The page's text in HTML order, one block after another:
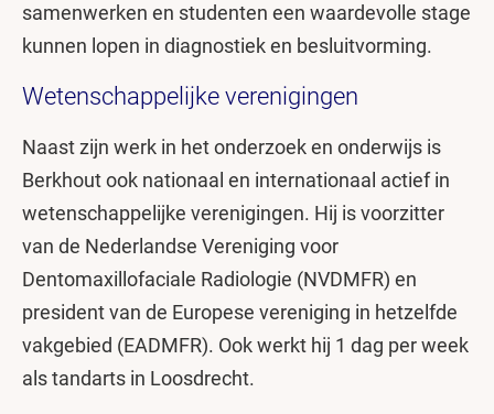
samenwerken en studenten een waardevolle stage
kunnen lopen in diagnostiek en besluitvorming.
Wetenschappelijke verenigingen
Naast zijn werk in het onderzoek en onderwijs is
Berkhout ook nationaal en internationaal actief in
wetenschappelijke verenigingen. Hij is voorzitter
van de Nederlandse Vereniging voor
Dentomaxillofaciale Radiologie (NVDMFR) en
president van de Europese vereniging in hetzelfde
vakgebied (EADMFR). Ook werkt hij 1 dag per week
als tandarts in Loosdrecht.